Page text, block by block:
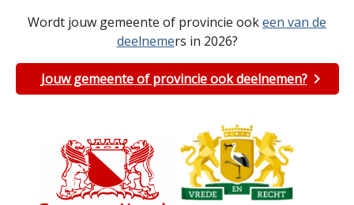
Wordt jouw gemeente of provincie ookeen van de
deelnemers in 2026?
Jouw gemeente of provincie ook deelnemen?